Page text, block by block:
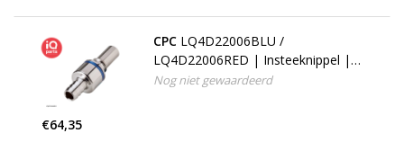
CPC LQ4D22006BLU /
LQ4D22006RED | Insteeknippel |
Verchroomd messing | slangpilaar
Nog niet gewaardeerd
€64,35